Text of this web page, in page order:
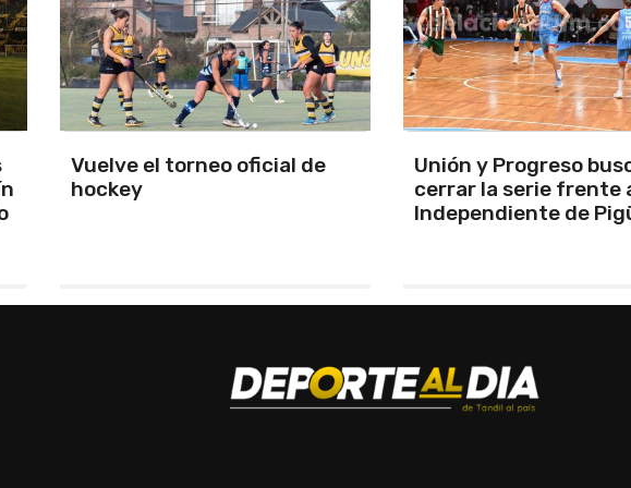
Unión y Progreso busca
cerrar la serie frente a
Se programó la
URD